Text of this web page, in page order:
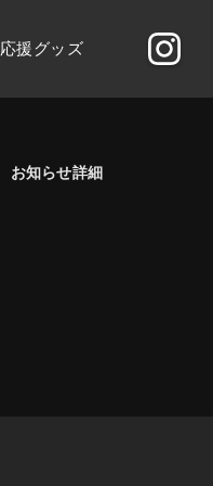
応援グッズ
お知らせ詳細